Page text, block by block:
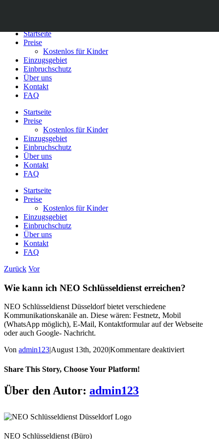
Startseite
Preise
Kostenlos für Kinder
Einzugsgebiet
Einbruchschutz
Über uns
Kontakt
FAQ
Startseite
Preise
Kostenlos für Kinder
Einzugsgebiet
Einbruchschutz
Über uns
Kontakt
FAQ
Startseite
Preise
Kostenlos für Kinder
Einzugsgebiet
Einbruchschutz
Über uns
Kontakt
FAQ
Zurück Vor
Wie kann ich NEO Schlüsseldienst erreichen?
NEO Schlüsseldienst Düsseldorf bietet verschiedene
Kommunikationskanäle an. Diese wären: Festnetz, Mobil
(WhatsApp möglich), E-Mail, Kontaktformular auf der Webseite
oder auch Google- Nachricht.
Von admin123|August 13th, 2020|Kommentare deaktiviertfür
Share This Story, Choose Your Platform!
Facebook
Twitter
Reddit
LinkedIn
Tumblr
Pinterest
Vk
E-
Mail
Über den Autor: admin123
NEO Schlüsseldienst (Büro)
for
calling